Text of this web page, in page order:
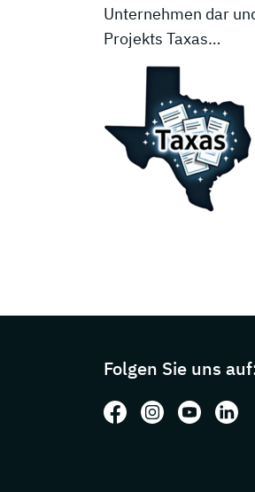
Unternehmen dar
Projekts Taxas…
Folgen Sie uns
Folgen Sie uns
Folgen Sie
Folgen